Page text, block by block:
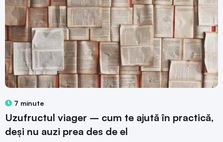
7 minute
Uzufructul viager – cum te ajută în practică,
deși nu auzi prea des de el